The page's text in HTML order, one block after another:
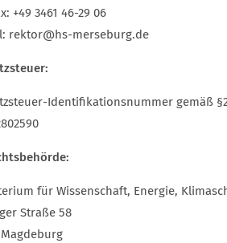
+49 3461 46-29 06
rektor@hs-merseburg.de
Identifikationsnummer gemäß
für Wissenschaft, Energie,
Straße 58
Magdeburg